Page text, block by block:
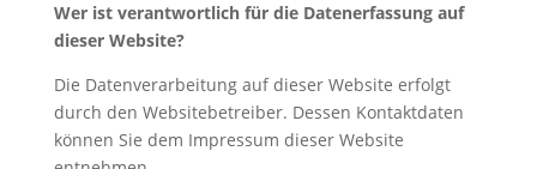
Wer ist verantwortlich für die Datenerfassung auf
dieser Website?
Die Datenverarbeitung auf dieser Website erfolgt
durch den Websitebetreiber. Dessen Kontaktdaten
können Sie dem Impressum dieser Website